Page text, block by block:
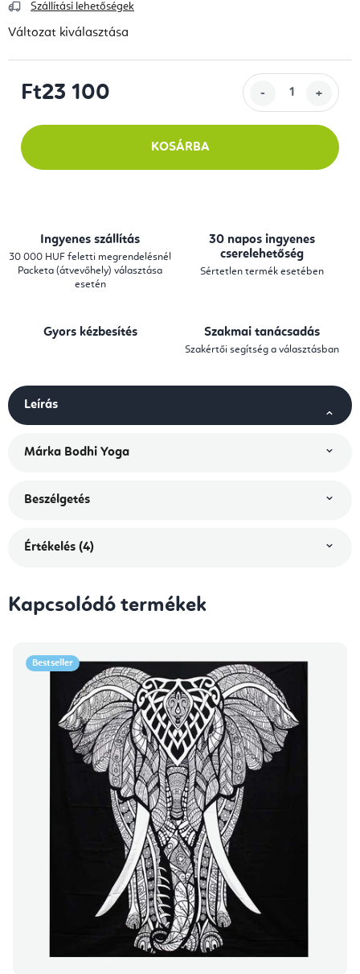
Szállítási lehetőségek
Változat kiválasztása
Ft23 100
KOSÁRBA
Ingyenes szállítás
30 000 HUF feletti megrendelésnél
Packeta (átvevőhely) választása
esetén
30 napos ingyenes
cserelehetőség
Sértetlen termék esetében
Gyors kézbesítés Szakmai tanácsadás
Szakértői segítség a választásban
Leírás
Márka Bodhi Yoga
Beszélgetés
Értékelés (4)
Kapcsolódó termékek
Bestseller